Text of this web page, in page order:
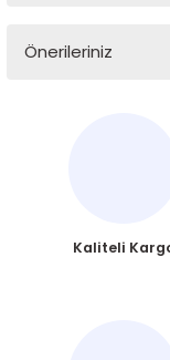
Önerileriniz
Ürün
Kaliteli